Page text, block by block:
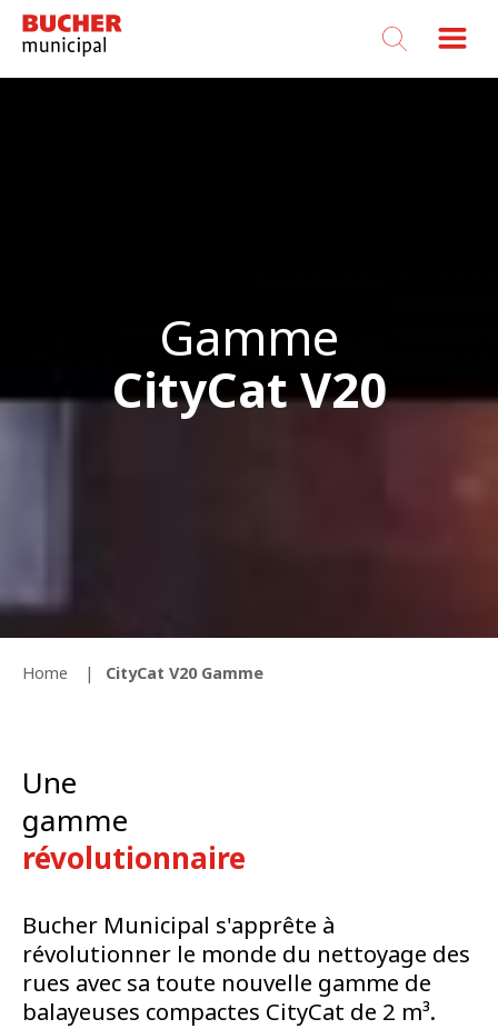
Bucher
Municipal
Gamme
CityCat V20
Home CityCat V20 Gamme
Une
gamme
révolutionnaire
Bucher Municipal s'apprête à
révolutionner le monde du nettoyage des
rues avec sa toute nouvelle gamme de
balayeuses compactes CityCat de 2 m³.